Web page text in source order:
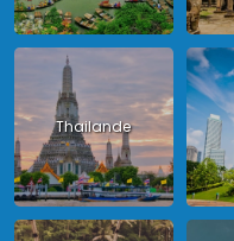
Thailande